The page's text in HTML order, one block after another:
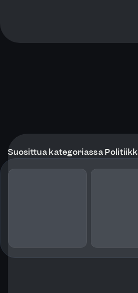
Suosittua kategoriassa